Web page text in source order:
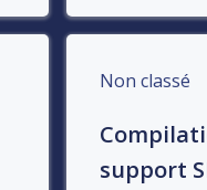
Non classé
support